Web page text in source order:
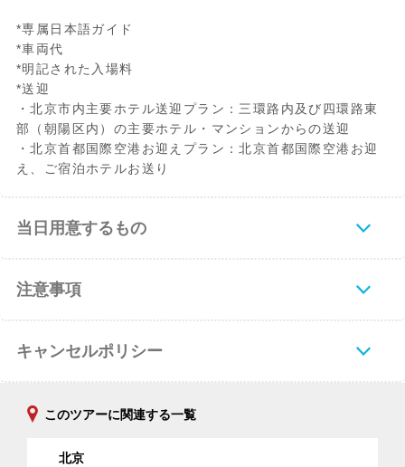
*専属日本語ガイド
*車両代
*明記された入場料
*送迎
・北京市内主要ホテル送迎プラン：三環路内及び四環路東
部（朝陽区内）の主要ホテル・マンションからの送迎
・北京首都国際空港お迎えプラン：北京首都国際空港お迎
え、ご宿泊ホテルお送り
当日用意するもの
注意事項
キャンセルポリシー
このツアーに関連する一覧
北京